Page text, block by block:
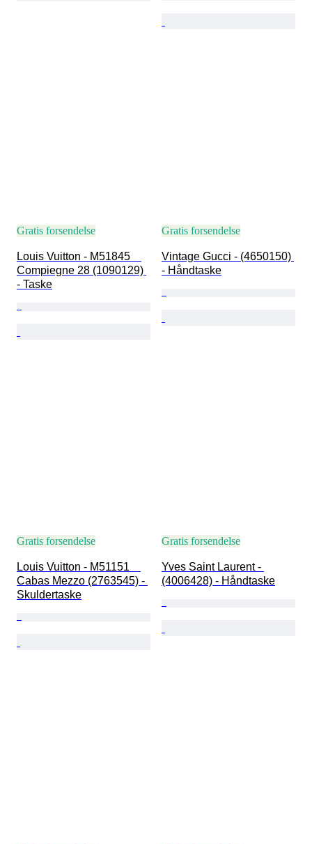
Gratis forsendelse
Louis Vuitton - M51845
Compiegne 28 (1090129)
- Taske
Gratis forsendelse
Vintage Gucci - (4650150)
- Håndtaske
Gratis forsendelse
Louis Vuitton - M51151
Cabas Mezzo (2763545) -
Skuldertaske
Gratis forsendelse
Yves Saint Laurent -
(4006428) - Håndtaske